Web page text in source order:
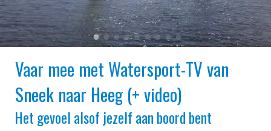
●●●●●●●●●
Vaar mee met Watersport-TV van
Sneek naar Heeg (+ video)
Het gevoel alsof jezelf aan boord bent